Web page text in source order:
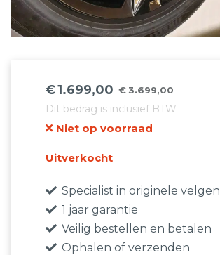
€3.699,00
Oorspronkelijke
prijs
was:
€3.699,00.
€1.699,00
Huidige
prijs
is:
€1.699,00.
Dit bedrag is inclusief BTW
Niet op voorraad
Uitverkocht
Specialist in originele velgen
1 jaar garantie
Veilig bestellen en betalen
Ophalen of verzenden